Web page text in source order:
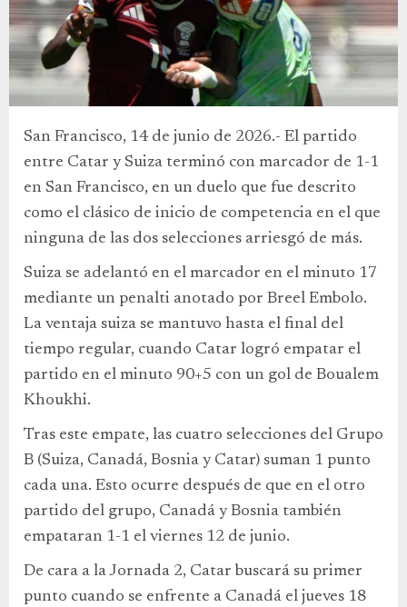
San Francisco, 14 de junio de 2026.- El partido
entre Catar y Suiza terminó con marcador de 1-1
en San Francisco, en un duelo que fue descrito
como el clásico de inicio de competencia en el que
ninguna de las dos selecciones arriesgó de más.
Suiza se adelantó en el marcador en el minuto 17
mediante un penalti anotado por Breel Embolo.
La ventaja suiza se mantuvo hasta el final del
tiempo regular, cuando Catar logró empatar el
partido en el minuto 90+5 con un gol de Boualem
Khoukhi.
Tras este empate, las cuatro selecciones del Grupo
B (Suiza, Canadá, Bosnia y Catar) suman 1 punto
cada una. Esto ocurre después de que en el otro
partido del grupo, Canadá y Bosnia también
empataran 1-1 el viernes 12 de junio.
De cara a la Jornada 2, Catar buscará su primer
punto cuando se enfrente a Canadá el jueves 18